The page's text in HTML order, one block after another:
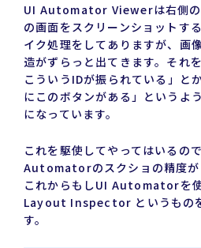
UI Automator Viewerは右側の
の画面をスクリーンショットす
イク処理をしてありますが、画
造がずらっと出てきます。それ
こういうIDが振られている」と
にこのボタンがある」というよ
になっています。
これを駆使してやってはいるの
Automatorのスクショの精度が
これからもしUI Automatorを使
Layout Inspector というもの
す。